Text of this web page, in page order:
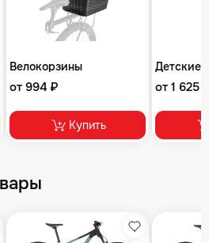
Велокорзины
от 994 ₽
Купить
Детские
от 1 625
Избранное